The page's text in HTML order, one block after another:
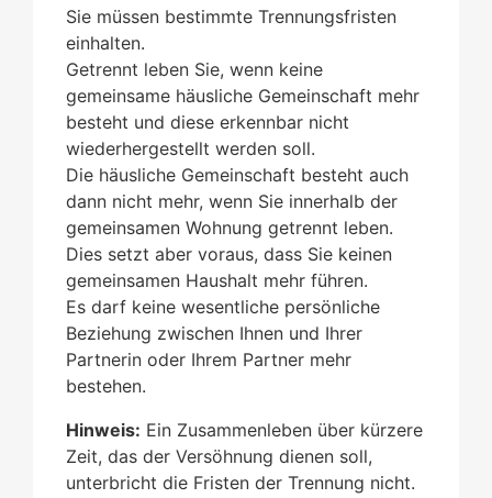
Sie müssen bestimmte Trennungsfristen
einhalten.
Getrennt leben Sie, wenn keine
gemeinsame häusliche Gemeinschaft mehr
besteht und diese erkennbar nicht
wiederhergestellt werden soll.
Die häusliche Gemeinschaft besteht auch
dann nicht mehr, wenn Sie innerhalb der
gemeinsamen Wohnung getrennt leben.
Dies setzt aber voraus, dass Sie keinen
gemeinsamen Haushalt mehr führen.
Es darf keine wesentliche persönliche
Beziehung zwischen Ihnen und Ihrer
Partnerin oder Ihrem Partner mehr
bestehen.
Hinweis: Ein Zusammenleben über kürzere
Zeit, das der Versöhnung dienen soll,
unterbricht die Fristen der Trennung nicht.